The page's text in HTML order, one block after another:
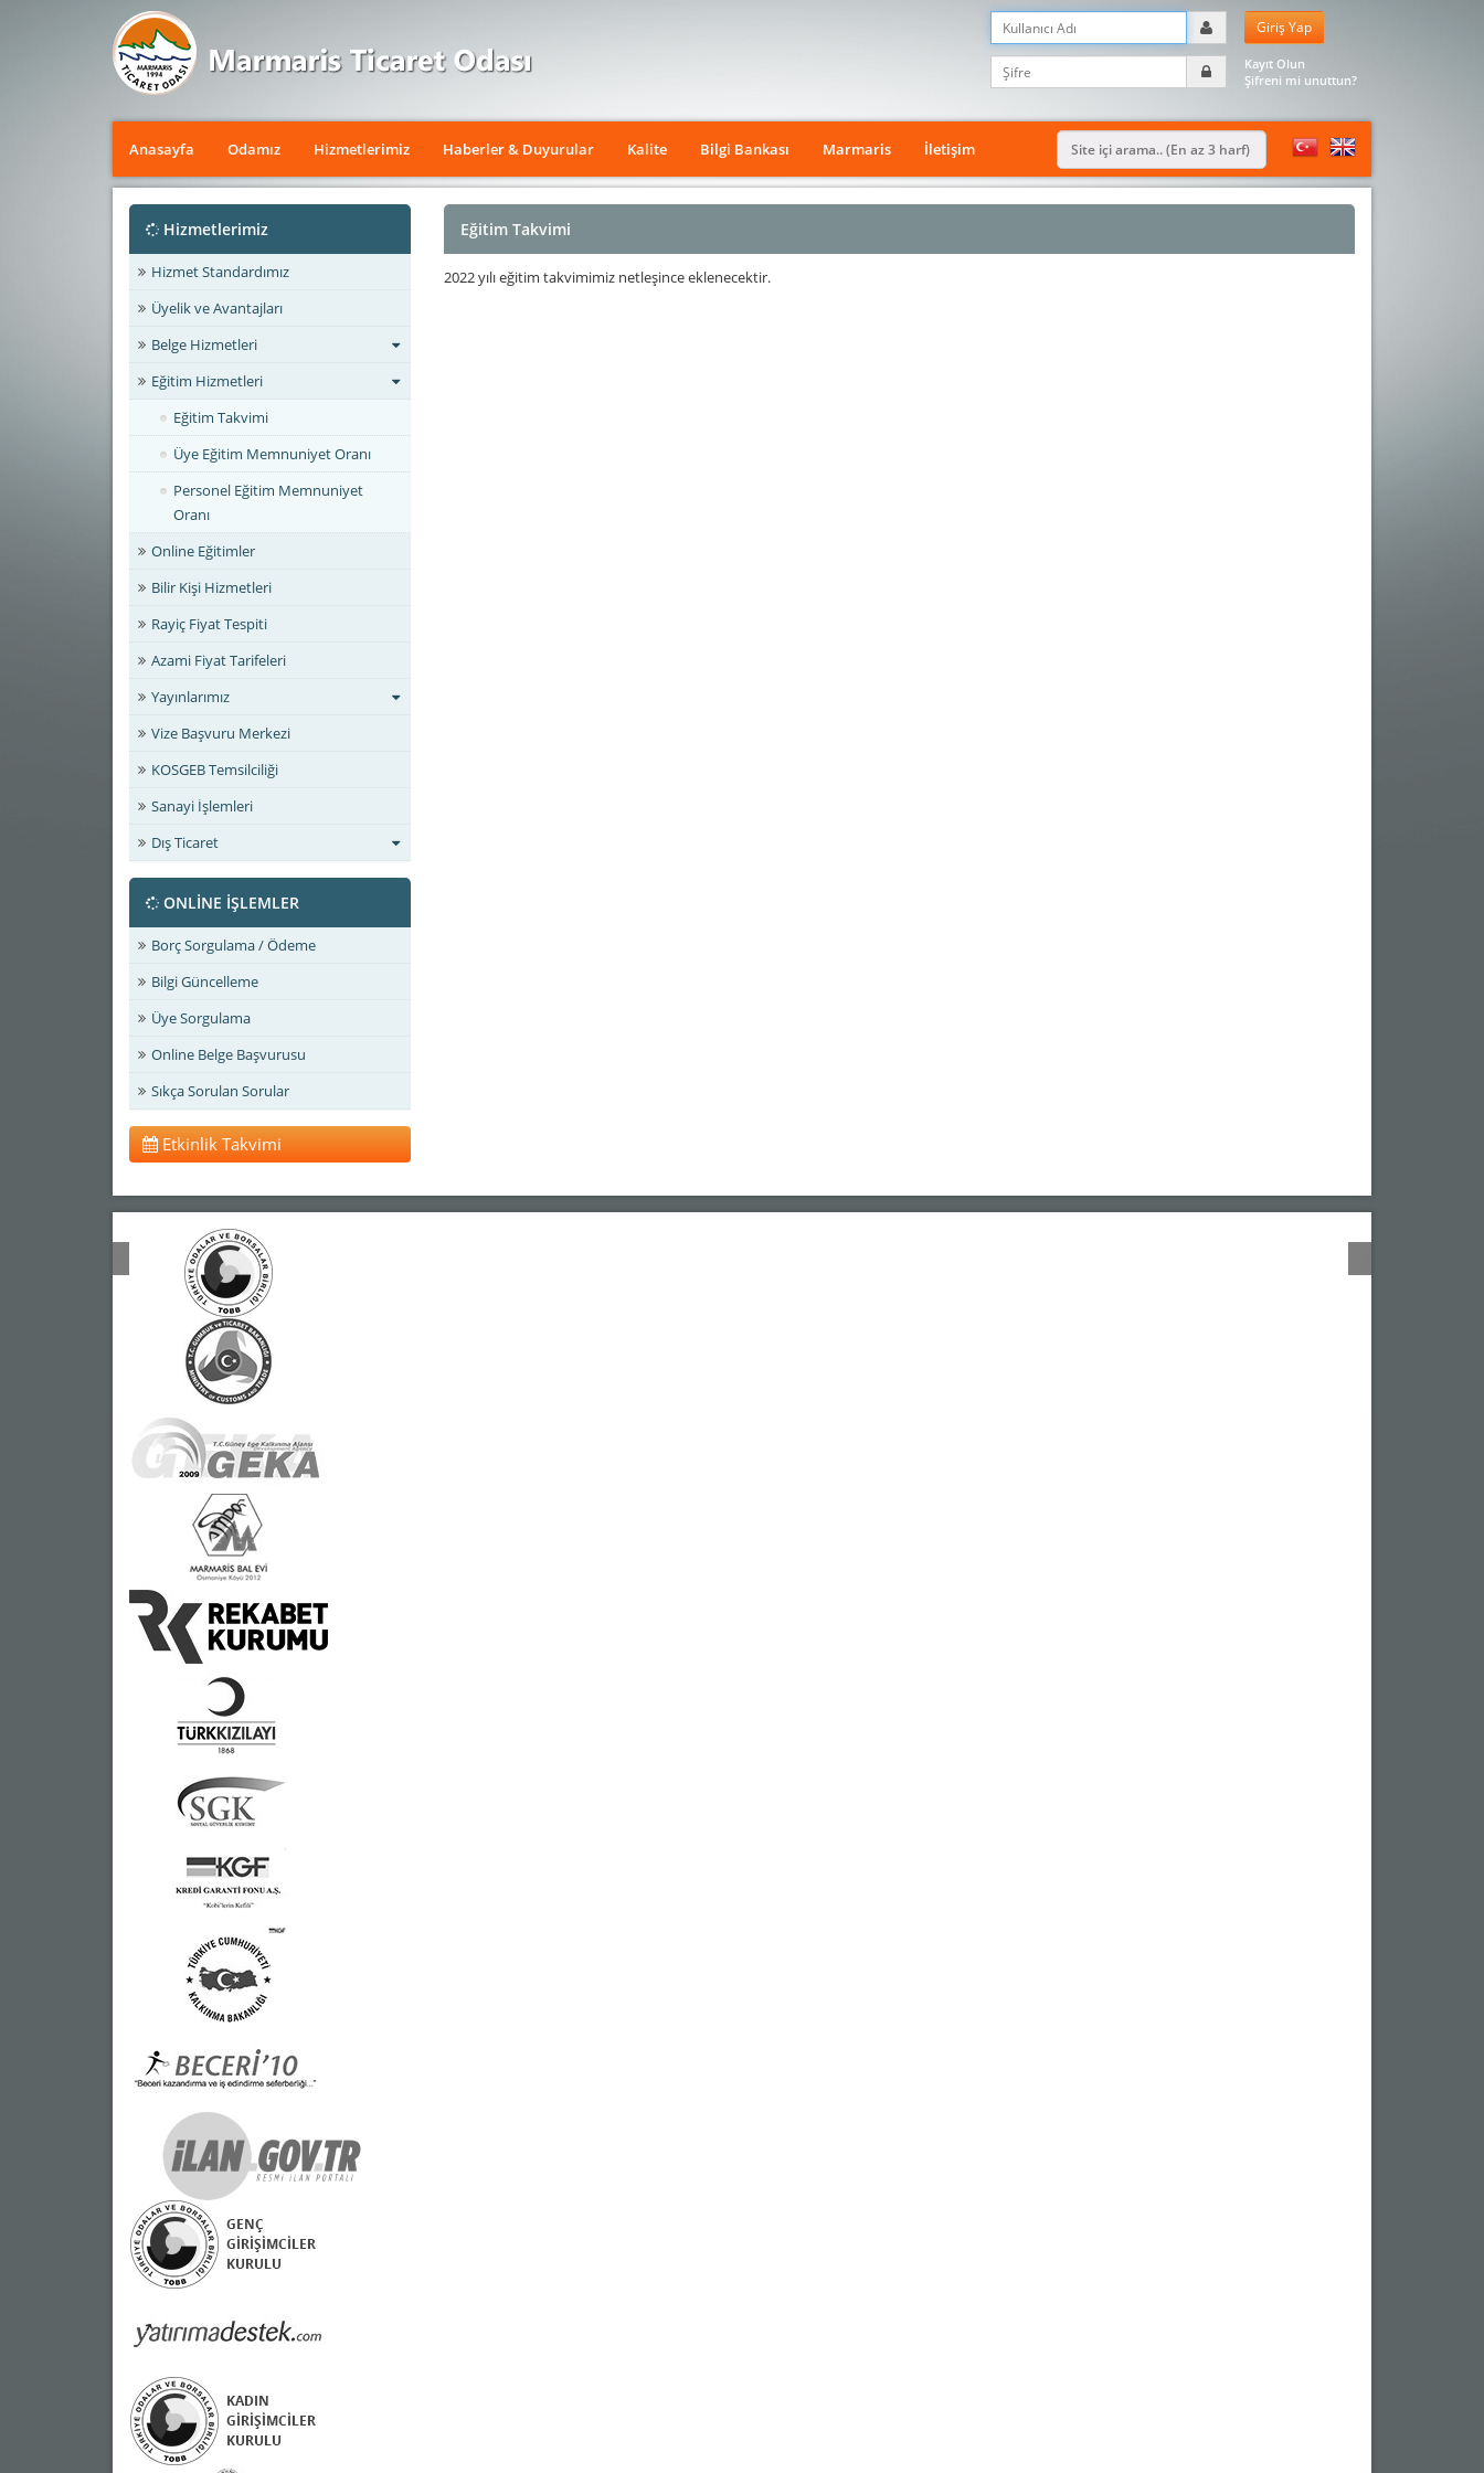
Kayıt Olun
Şifreni mi unuttun?
Anasayfa Odamız Hizmetlerimiz Haberler & Duyurular Kalite Bilgi Bankası Marmaris İletişim
Hizmetlerimiz
Hizmet Standardımız
Üyelik ve Avantajları
Belge Hizmetleri
Eğitim Hizmetleri
Eğitim Takvimi
Üye Eğitim Memnuniyet Oranı
Personel Eğitim Memnuniyet
Oranı
Online Eğitimler
Bilir Kişi Hizmetleri
Rayiç Fiyat Tespiti
Azami Fiyat Tarifeleri
Yayınlarımız
Vize Başvuru Merkezi
KOSGEB Temsilciliği
Sanayi İşlemleri
Dış Ticaret
ONLİNE İŞLEMLER
Borç Sorgulama / Ödeme
Bilgi Güncelleme
Üye Sorgulama
Online Belge Başvurusu
Sıkça Sorulan Sorular
Etkinlik Takvimi
Eğitim Takvimi
2022 yılı eğitim takvimimiz netleşince eklenecektir.